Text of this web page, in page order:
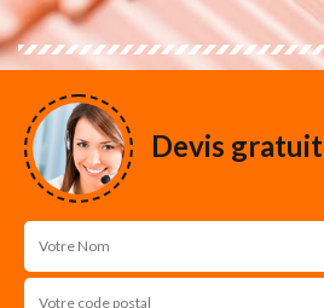
Devis gratuit